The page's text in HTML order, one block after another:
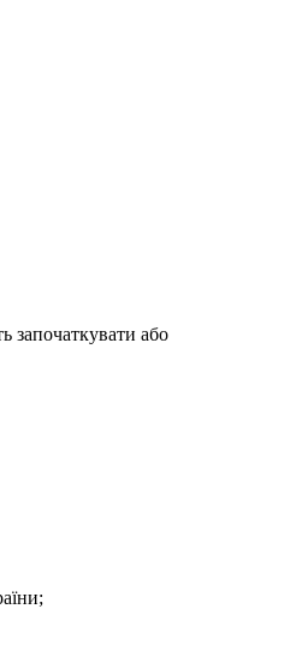
започаткувати або